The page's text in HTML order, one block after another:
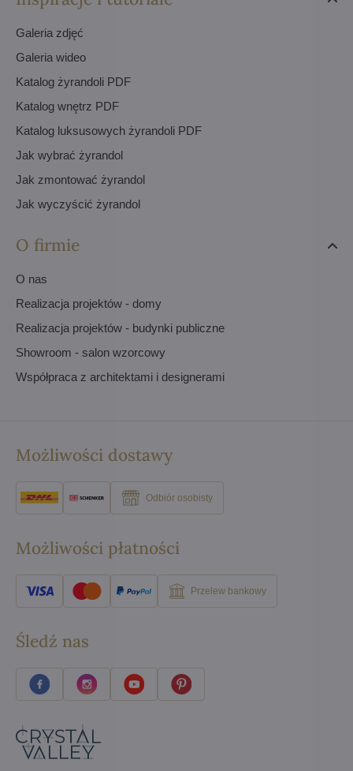
Galeria zdjęć
Galeria wideo
Katalog żyrandoli PDF
Katalog wnętrz PDF
Katalog luksusowych żyrandoli PDF
Jak wybrać żyrandol
Jak zmontować żyrandol
Jak wyczyścić żyrandol
O firmie
O nas
Realizacja projektów - domy
Realizacja projektów - budynki publiczne
Showroom - salon wzorcowy
Współpraca z architektami i designerami
Możliwości dostawy
Odbiór osobisty
Możliwości płatności
Przelew bankowy
Śledź nas